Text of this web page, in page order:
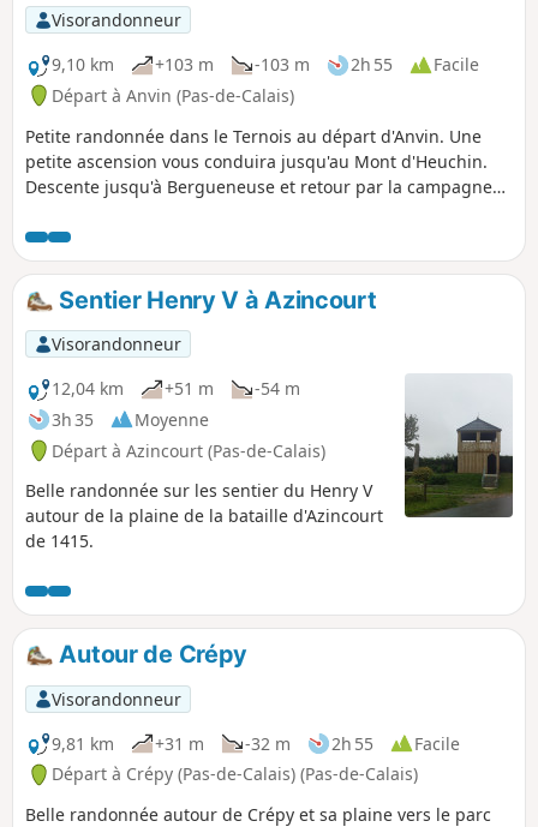
Visorandonneur
9,10 km
+103 m -103 m 2h 55
Facile
Départ à Anvin (Pas-de-Calais)
Petite randonnée dans le Ternois au départ d'Anvin. Une
petite ascension vous conduira jusqu'au Mont d'Heuchin.
Descente jusqu'à Bergueneuse et retour par la campagne
balade et quelques belles photos en perspective.
Sentier Henry V à Azincourt
Visorandonneur
12,04 km
+51 m
-54 m
3h 35
Moyenne
Départ à Azincourt (Pas-de-Calais)
Belle randonnée sur les sentier du Henry V
autour de la plaine de la bataille d'Azincourt
de 1415.
Autour de Crépy
Visorandonneur
9,81 km
+31 m -32 m 2h 55
Facile
Départ à Crépy (Pas-de-Calais) (Pas-de-Calais)
Belle randonnée autour de Crépy et sa plaine vers le parc